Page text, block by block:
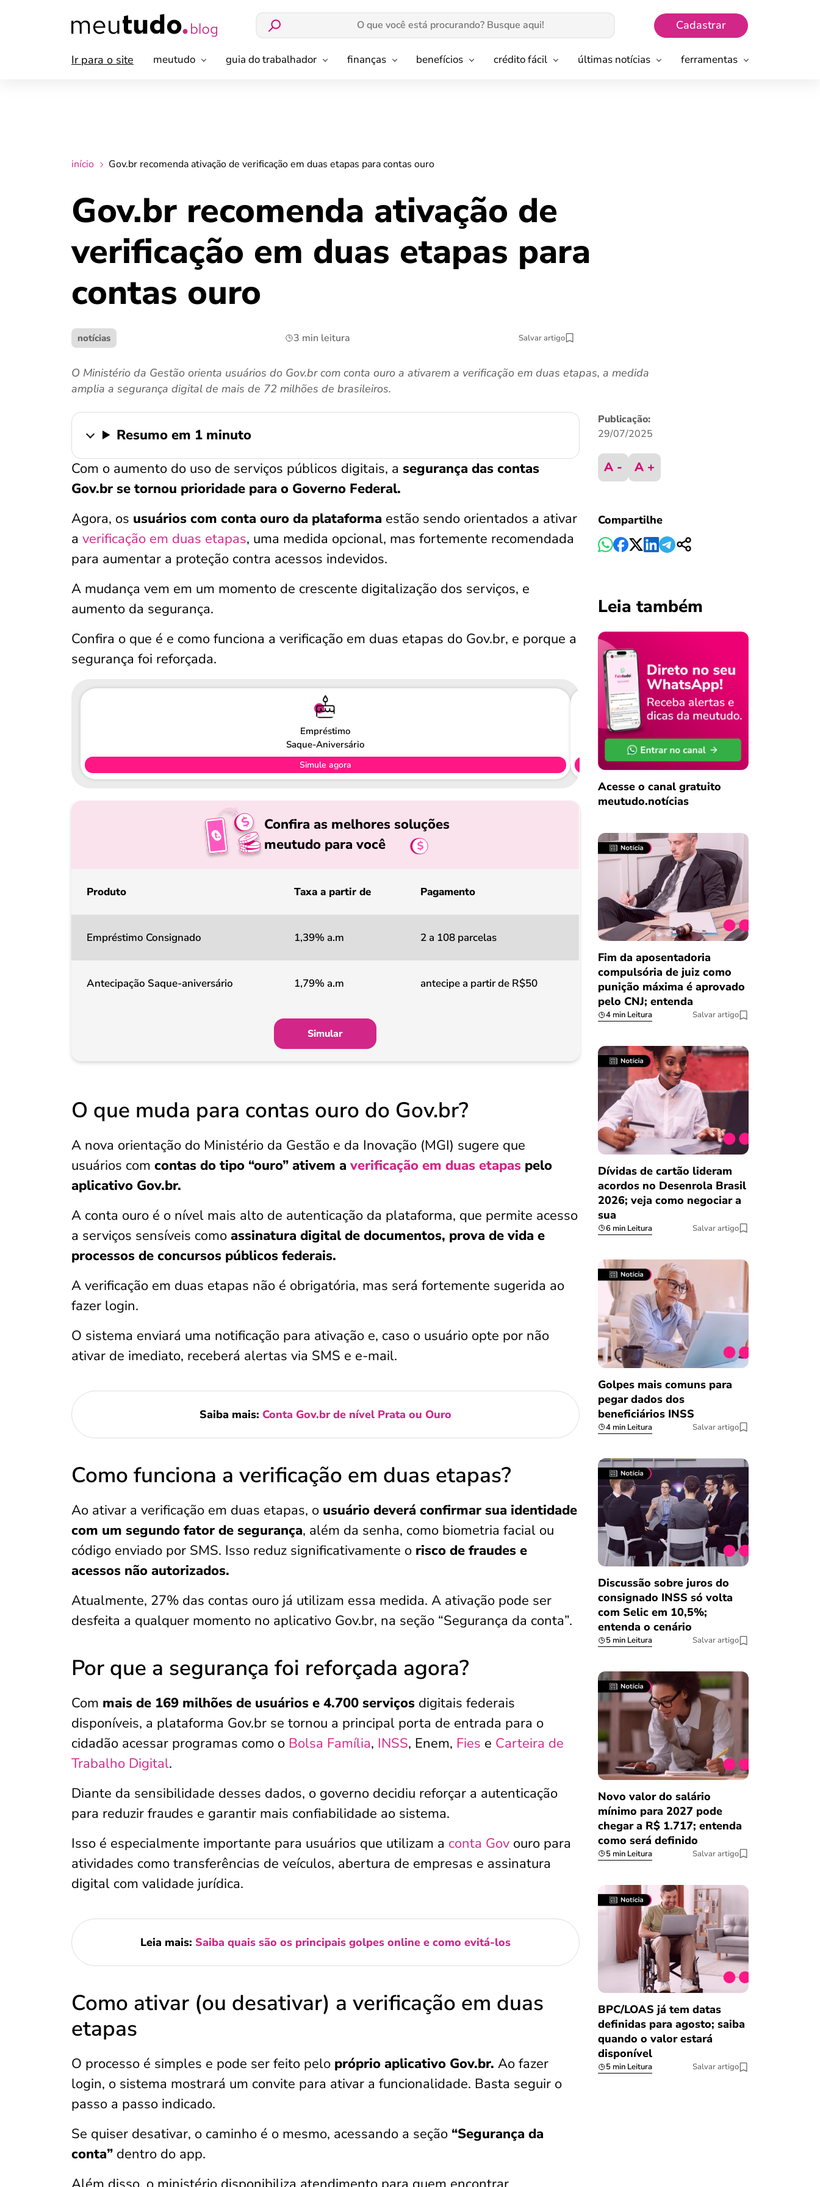
Cadastrar
Ir para o site meutudo guia do trabalhador finanças benefícios crédito fácil últimas notícias ferramentas
início Gov.br recomenda ativação de verificação em duas etapas para contas ouro
Gov.br recomenda ativação de
verificação em duas etapas para
contas ouro
notícias 3 min leitura Salvar artigo
O Ministério da Gestão orienta usuários do Gov.br com conta ouro a ativarem a verificação em duas etapas, a medida
amplia a segurança digital de mais de 72 milhões de brasileiros.
Resumo em 1 minuto
Com o aumento do uso de serviços públicos digitais, a segurança das contas
Gov.br se tornou prioridade para o Governo Federal.
Agora, os usuários com conta ouro da plataforma estão sendo orientados a ativar
a verificação em duas etapas, uma medida opcional, mas fortemente recomendada
para aumentar a proteção contra acessos indevidos.
A mudança vem em um momento de crescente digitalização dos serviços, e
aumento da segurança.
Confira o que é e como funciona a verificação em duas etapas do Gov.br, e porque a
segurança foi reforçada.
Empréstimo
Saque-Aniversário
Simule agora
Confira as melhores soluções
meutudo para você
Produto Taxa a partir de Pagamento
Empréstimo Consignado 1,39% a.m 2 a 108 parcelas
Antecipação Saque-aniversário 1,79% a.m antecipe a partir de R$50
Simular
O que muda para contas ouro do Gov.br?
A nova orientação do Ministério da Gestão e da Inovação (MGI) sugere que
usuários com contas do tipo “ouro” ativem a verificação em duas etapas pelo
aplicativo Gov.br.
A conta ouro é o nível mais alto de autenticação da plataforma, que permite acesso
a serviços sensíveis como assinatura digital de documentos, prova de vida e
processos de concursos públicos federais.
A verificação em duas etapas não é obrigatória, mas será fortemente sugerida ao
fazer login.
O sistema enviará uma notificação para ativação e, caso o usuário opte por não
ativar de imediato, receberá alertas via SMS e e-mail.
Saiba mais: Conta Gov.br de nível Prata ou Ouro
Como funciona a verificação em duas etapas?
Ao ativar a verificação em duas etapas, o usuário deverá confirmar sua identidade
com um segundo fator de segurança, além da senha, como biometria facial ou
código enviado por SMS. Isso reduz significativamente o risco de fraudes e
acessos não autorizados.
Atualmente, 27% das contas ouro já utilizam essa medida. A ativação pode ser
desfeita a qualquer momento no aplicativo Gov.br, na seção “Segurança da conta”.
Por que a segurança foi reforçada agora?
Com mais de 169 milhões de usuários e 4.700 serviços digitais federais
disponíveis, a plataforma Gov.br se tornou a principal porta de entrada para o
cidadão acessar programas como o Bolsa Família, INSS, Enem, Fies e Carteira de
Trabalho Digital.
Diante da sensibilidade desses dados, o governo decidiu reforçar a autenticação
para reduzir fraudes e garantir mais confiabilidade ao sistema.
Isso é especialmente importante para usuários que utilizam a conta Gov ouro para
atividades como transferências de veículos, abertura de empresas e assinatura
digital com validade jurídica.
Leia mais: Saiba quais são os principais golpes online e como evitá-los
Como ativar (ou desativar) a verificação em duas
etapas
O processo é simples e pode ser feito pelo próprio aplicativo Gov.br. Ao fazer
login, o sistema mostrará um convite para ativar a funcionalidade. Basta seguir o
passo a passo indicado.
Se quiser desativar, o caminho é o mesmo, acessando a seção “Segurança da
conta” dentro do app.
Publicação:
29/07/2025
A - A +
Compartilhe
Leia também
Acesse o canal gratuito
meutudo.notícias
Fim da aposentadoria
compulsória de juiz como
punição máxima é aprovado
pelo CNJ; entenda
4 min Leitura Salvar artigo
Dívidas de cartão lideram
acordos no Desenrola Brasil
2026; veja como negociar a
sua
6 min Leitura Salvar artigo
Golpes mais comuns para
pegar dados dos
beneficiários INSS
4 min Leitura Salvar artigo
Discussão sobre juros do
consignado INSS só volta
com Selic em 10,5%;
entenda o cenário
5 min Leitura Salvar artigo
Novo valor do salário
mínimo para 2027 pode
chegar a R$ 1.717; entenda
como será definido
5 min Leitura Salvar artigo
BPC/LOAS já tem datas
definidas para agosto; saiba
quando o valor estará
disponível
5 min Leitura Salvar artigo